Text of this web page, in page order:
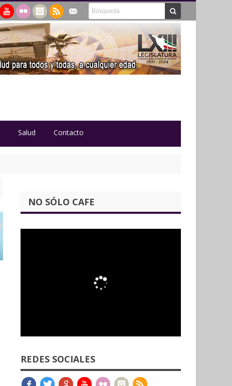
Salud Contacto
NO SÓLO CAFE
REDES SOCIALES